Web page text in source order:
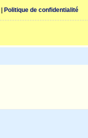
| Politique de confidentialité